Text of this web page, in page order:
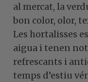
al mercat, la
bon color, olor,
Les hortalisses
aigua i tenen
refrescants i
temps d’estiu